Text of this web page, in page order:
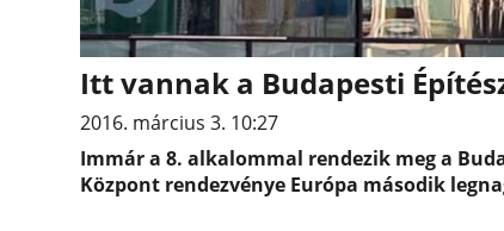
Itt vannak a Budapesti
2016. március 3. 10:27
Immár a 8. alkalommal rendezik meg a
Központ rendezvénye Európa második